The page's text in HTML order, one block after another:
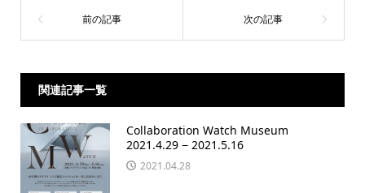
関連記事一覧
Collaboration Watch Museum
2021.4.29 − 2021.5.16
2021.04.28